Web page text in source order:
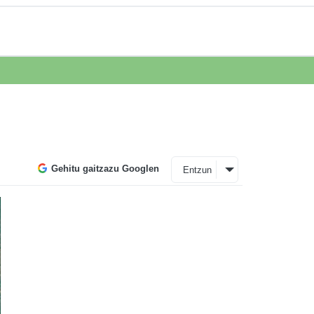
Gehitu gaitzazu Googlen Entzun